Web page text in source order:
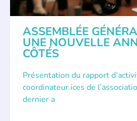
ASSEMBLÉE
UNE NOUVELLE
CÔTÉS
Présentation du rapport
coordinateur.ices de
dernier a